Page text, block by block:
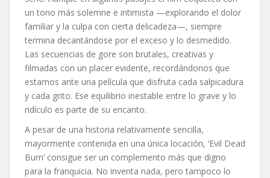
un tono más solemne e intimista —explorando el dolor
familiar y la culpa con cierta delicadeza—, siempre
termina decantándose por el exceso y lo desmedido.
Las secuencias de gore son brutales, creativas y
filmadas con un placer evidente, recordándonos que
estamos ante una película que disfruta cada salpicadura
y cada grito. Ese equilibrio inestable entre lo grave y lo
ridículo es parte de su encanto.
A pesar de una historia relativamente sencilla,
mayormente contenida en una única locación, ‘Evil Dead
Burn’ consigue ser un complemento más que digno
para la franquicia. No inventa nada, pero tampoco lo